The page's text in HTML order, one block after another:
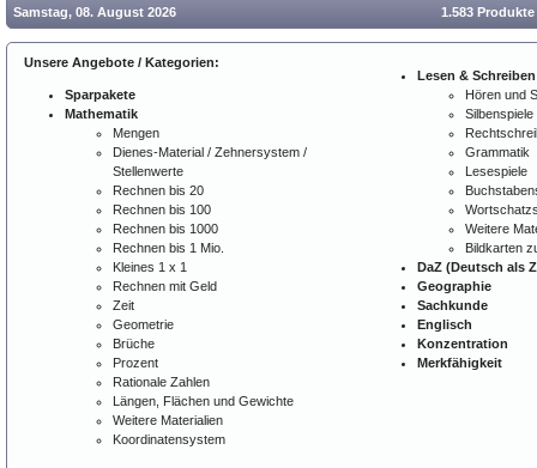
Samstag, 08. August 2026 1.583
Unsere Angebote / Kategorien:
Sparpakete
Mathematik
Mengen
Dienes-Material / Zehnersystem /
Stellenwerte
Rechnen bis 20
Rechnen bis 100
Rechnen bis 1000
Rechnen bis 1 Mio.
Kleines 1 x 1
Rechnen mit Geld
Zeit
Geometrie
Brüche
Prozent
Rationale Zahlen
Längen, Flächen und Gewichte
Weitere Materialien
Koordinatensystem
Lesen & Schreiben
Hören und
Silbenspiele
Grammatik
Lesespiele
Weitere
Bildkarten
DaZ (Deutsch als
Geographie
Sachkunde
Englisch
Konzentration
Merkfähigkeit